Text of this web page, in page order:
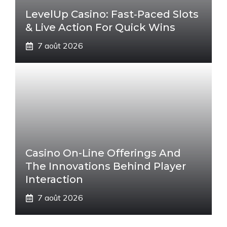
LevelUp Casino: Fast‑Paced Slots
& Live Action For Quick Wins
7 août 2026
Casino On-Line Offerings And
The Innovations Behind Player
Interaction
7 août 2026